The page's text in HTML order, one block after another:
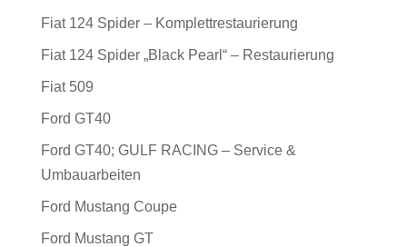
Fiat 124 Spider – Komplettrestaurierung
Fiat 124 Spider „Black Pearl“ – Restaurierung
Fiat 509
Ford GT40
Ford GT40; GULF RACING – Service &
Umbauarbeiten
Ford Mustang Coupe
Ford Mustang GT